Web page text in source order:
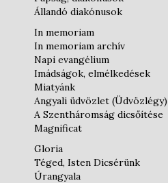
Állandó diakónusok
In memoriam
In memoriam archív
Napi evangélium
Imádságok, elmélkedések
Miatyánk
Angyali üdvözlet (Üdvözlégy)
A Szentháromság dicsőítése
Magnificat
Gloria
Téged, Isten Dicsérünk
Úrangyala